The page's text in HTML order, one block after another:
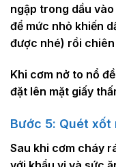
ngập trong dầu
để mức nhỏ khiến
được nhé) rồi
Khi cơm nở to nổ
đặt lên mặt giấy
Bước 5: Quét
Sau khi cơm cháy